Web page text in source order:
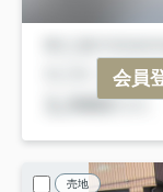
会員
売地